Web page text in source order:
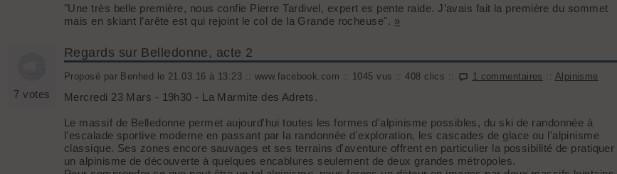
"Une très belle première, nous confie Pierre Tardivel, expert es pente raide. J’avais fait la première du sommet
mais en skiant l’arête est qui rejoint le col de la Grande rocheuse". »
7 votes
Regards sur Belledonne, acte 2
Proposé par Benhed le 21.03.16 à 13:23 :: www.facebook.com :: 1045 vus :: 408 clics :: 1 commentaires :: Alpinisme
Mercredi 23 Mars - 19h30 - La Marmite des Adrets.
Le massif de Belledonne permet aujourd'hui toutes les formes d'alpinisme possibles, du ski de randonnée à
l'escalade sportive moderne en passant par la randonnée d'exploration, les cascades de glace ou l'alpinisme
classique. Ses zones encore sauvages et ses terrains d'aventure offrent en particulier la possibilité de pratiquer
un alpinisme de découverte à quelques encablures seulement de deux grandes métropoles.